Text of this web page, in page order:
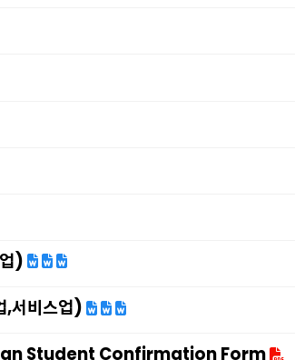
)
,서비스업)
Student Confirmation Form